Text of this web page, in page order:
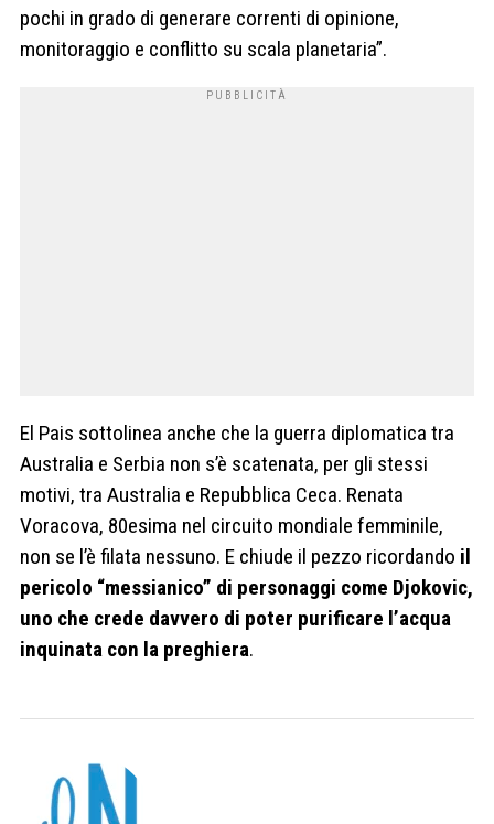
pochi in grado di generare correnti di opinione,
monitoraggio e conflitto su scala planetaria”.
El Pais sottolinea anche che la guerra diplomatica tra
Australia e Serbia non s’è scatenata, per gli stessi
motivi, tra Australia e Repubblica Ceca. Renata
Voracova, 80esima nel circuito mondiale femminile,
non se l’è filata nessuno. E chiude il pezzo ricordando il
pericolo “messianico” di personaggi come Djokovic,
uno che crede davvero di poter purificare l’acqua
inquinata con la preghiera.